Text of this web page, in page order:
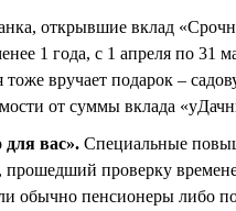
открывшие вклад
1 года, с 1 апреля по 31
вручает подарок –
от суммы вклада
вас». Специальные
прошедший проверку
обычно пенсионеры либо